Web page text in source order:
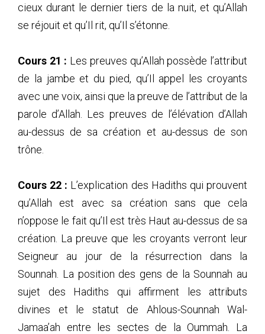
cieux durant le dernier tiers de la nuit, et qu’Allah
se réjouit et qu’Il rit, qu’Il s’étonne.
Cours 21 : Les preuves qu’Allah possède l’attribut
de la jambe et du pied, qu’Il appel les croyants
avec une voix, ainsi que la preuve de l’attribut de la
parole d’Allah. Les preuves de l’élévation d’Allah
au-dessus de sa création et au-dessus de son
trône.
Cours 22 : L’explication des Hadiths qui prouvent
qu’Allah est avec sa création sans que cela
n’oppose le fait qu’Il est très Haut au-dessus de sa
création. La preuve que les croyants verront leur
Seigneur au jour de la résurrection dans la
Sounnah. La position des gens de la Sounnah au
sujet des Hadiths qui affirment les attributs
divines et le statut de Ahlous-Sounnah Wal-
Jamaa’ah entre les sectes de la Oummah. La